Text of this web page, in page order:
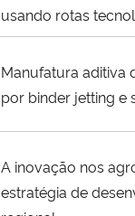
usando rotas
Manufatura aditiva
por binder jetting e
A inovação nos
estratégia de